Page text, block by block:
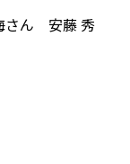
さん 安藤 秀